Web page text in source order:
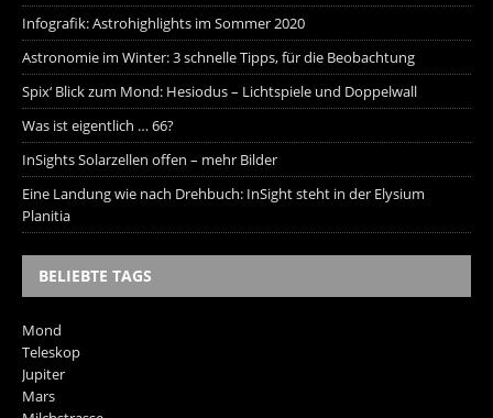
Infografik: Astrohighlights im Sommer 2020
Astronomie im Winter: 3 schnelle Tipps, für die Beobachtung
Spix‘ Blick zum Mond: Hesiodus – Lichtspiele und Doppelwall
Was ist eigentlich … 66?
InSights Solarzellen offen – mehr Bilder
Eine Landung wie nach Drehbuch: InSight steht in der Elysium
Planitia
BELIEBTE TAGS
Mond
Teleskop
Jupiter
Mars